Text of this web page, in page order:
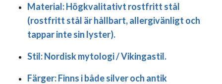
Material:Högkvalitativt rostfritt stål
(rostfritt stål är hållbart, allergivänligt och
tappar inte sin lyster).
Stil:Nordisk mytologi / Vikingastil.
Färger:Finns i både silver och antik